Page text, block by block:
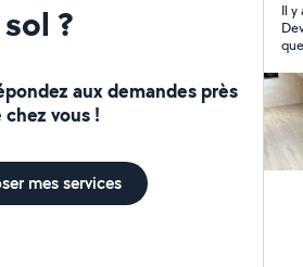
sol ?
aux demandes près
chez vous !
mes services
Il y